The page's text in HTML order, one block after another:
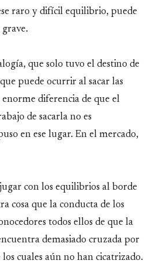
raro y difícil equilibrio, puede
grave.
que solo tuvo el destino de
puede ocurrir al sacar las
diferencia de que el
de sacarla no es
en ese lugar. En el mercado,
con los equilibrios al borde
cosa que la conducta de los
todos ellos de que la
demasiado cruzada por
cuales aún no han cicatrizado.